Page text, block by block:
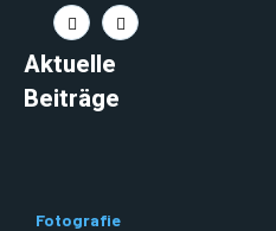
Aktuelle
Beiträge
Fotografie